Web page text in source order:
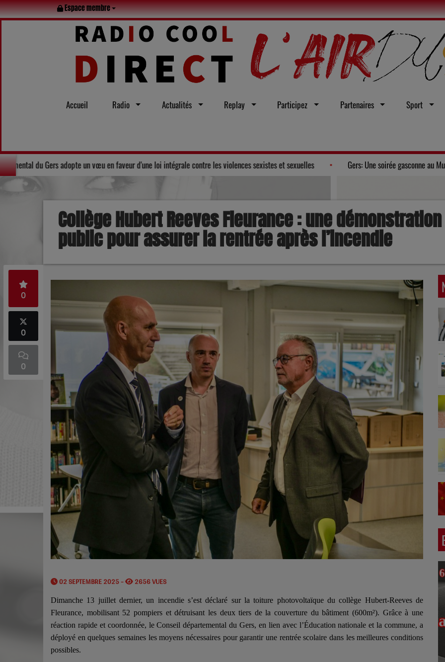
Espace membre
Accueil Radio Actualités Replay Participez Partenaires Sport
famille tout l’été Solidarité : Le Conseil départemental du Gers adopte un vœu en faveur d'une loi intégrale contre les violences
Collège Hubert Reeves Fleurance : une
public pour assurer la rentrée après l’incendie
0
0
0
02 SEPTEMBRE 2025 - 2656 VUES
Dimanche 13 juillet dernier, un incendie s’est déclaré sur la toiture photovoltaïque du collège Hubert-Reeves de
Fleurance, mobilisant 52 pompiers et détruisant les deux tiers de la couverture du bâtiment (600m²). Grâce à une
réaction rapide et coordonnée, le Conseil départemental du Gers, en lien avec l’Éducation nationale et la commune, a
déployé en quelques semaines les moyens nécessaires pour garantir une rentrée scolaire dans les meilleures conditions
possibles.